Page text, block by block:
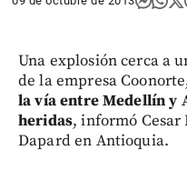
Una explosión cerca a
de la empresa
la vía entre Medellín y
heridas, informó
Dapard en Antioquia.